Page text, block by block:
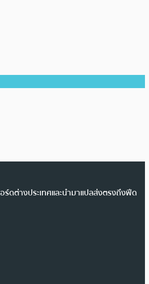
ร์ดต่างประเทศและนำมาแปลส่งตรงถึงฟีด